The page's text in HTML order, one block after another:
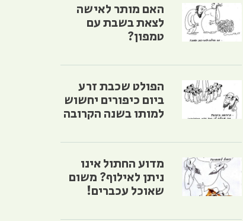
האם מותר לאישה
לצאת בשבת עם
טמפון?
הפולט שכבת זרע
ביום כיפורים יחשוש
למותו בשנה הקרובה
מדוע החתול אינו
ניתן לאילוף? משום
שאוכל עכברים!